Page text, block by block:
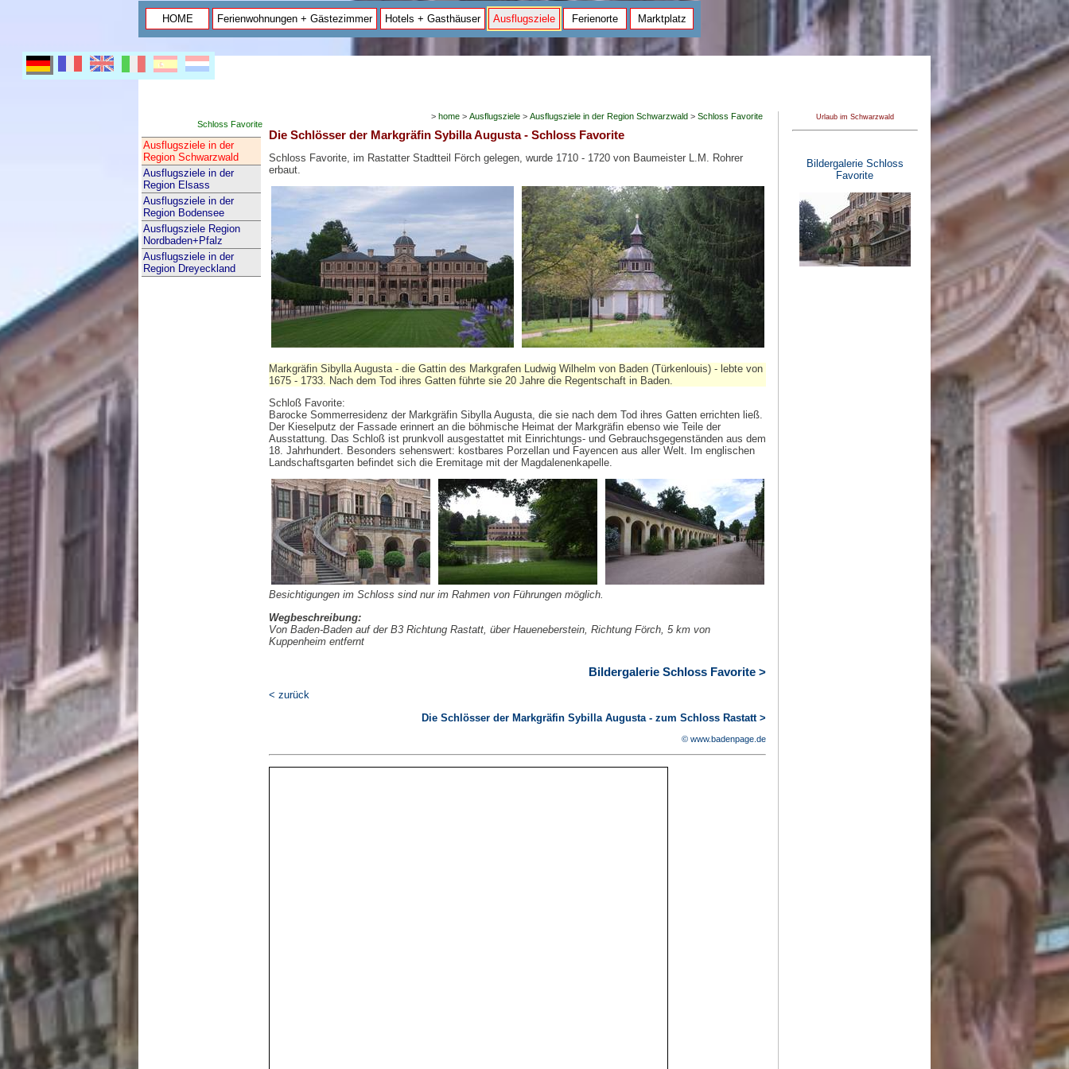
HOME Ferienwohnungen + Gästezimmer Hotels + Gasthäuser Ausflugsziele Ferienorte Marktplatz
Schloss Favorite
Ausflugsziele in der
Region Schwarzwald
Ausflugsziele in der
Region Elsass
Ausflugsziele in der
Region Bodensee
Ausflugsziele Region
Nordbaden+Pfalz
Ausflugsziele in der
Region Dreyeckland
> home> Ausflugsziele> Ausflugsziele in der Region Schwarzwald> Schloss Favorite
Die Schlösser der Markgräfin Sybilla Augusta - Schloss Favorite
Schloss Favorite, im Rastatter Stadtteil Förch gelegen, wurde 1710 - 1720 von Baumeister L.M. Rohrer
erbaut.
Markgräfin Sibylla Augusta - die Gattin des Markgrafen Ludwig Wilhelm von Baden (Türkenlouis) - lebte von
1675 - 1733. Nach dem Tod ihres Gatten führte sie 20 Jahre die Regentschaft in Baden.
Schloß Favorite:
Barocke Sommerresidenz der Markgräfin Sibylla Augusta, die sie nach dem Tod ihres Gatten errichten ließ.
Der Kieselputz der Fassade erinnert an die böhmische Heimat der Markgräfin ebenso wie Teile der
Ausstattung. Das Schloß ist prunkvoll ausgestattet mit Einrichtungs- und Gebrauchsgegenständen aus dem
18. Jahrhundert. Besonders sehenswert: kostbares Porzellan und Fayencen aus aller Welt. Im englischen
Landschaftsgarten befindet sich die Eremitage mit der Magdalenenkapelle.
Besichtigungen im Schloss sind nur im Rahmen von Führungen möglich.
Wegbeschreibung:
Von Baden-Baden auf der B3 Richtung Rastatt, über Haueneberstein, Richtung Förch, 5 km von
Kuppenheim entfernt
Bildergalerie Schloss Favorite >
< zurück
Die Schlösser der Markgräfin Sybilla Augusta - zum Schloss Rastatt >
© www.badenpage.de
Urlaub im Schwarzwald
Bildergalerie Schloss
Favorite